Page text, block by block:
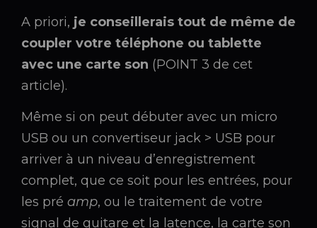
A priori, je conseillerais tout de même de
coupler votre téléphone ou tablette
avec une carte son (POINT 3 de cet
article).
Même si on peut débuter avec un micro
USB ou un convertiseur jack > USB pour
arriver à un niveau d’enregistrement
complet, que ce soit pour les entrées, pour
les pré amp, ou le traitement de votre
signal de guitare et la latence, la carte son